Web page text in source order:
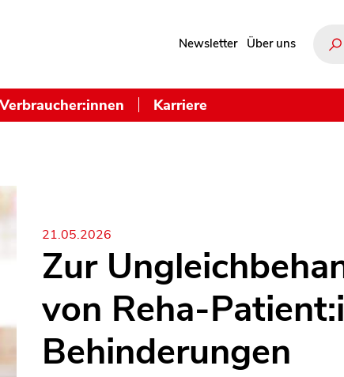
Newsletter Über uns
Verbraucher:innen Karriere
21.05.2026
Zur
von Reha-
Behinderungen